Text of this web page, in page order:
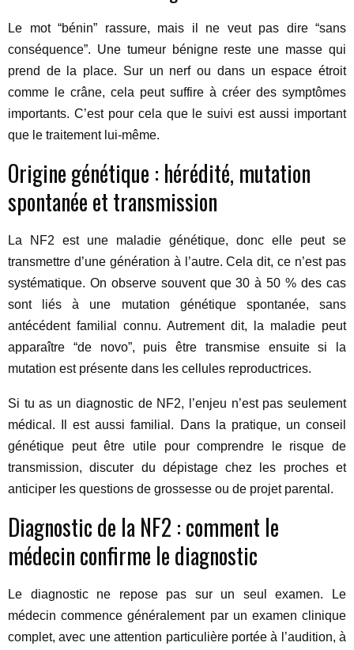
Le mot “bénin” rassure, mais il ne veut pas dire “sans
conséquence”. Une tumeur bénigne reste une masse qui
prend de la place. Sur un nerf ou dans un espace étroit
comme le crâne, cela peut suffire à créer des symptômes
importants. C’est pour cela que le suivi est aussi important
que le traitement lui-même.
Origine génétique : hérédité, mutation
spontanée et transmission
La NF2 est une maladie génétique, donc elle peut se
transmettre d’une génération à l’autre. Cela dit, ce n’est pas
systématique. On observe souvent que 30 à 50 % des cas
sont liés à une mutation génétique spontanée, sans
antécédent familial connu. Autrement dit, la maladie peut
apparaître “de novo”, puis être transmise ensuite si la
mutation est présente dans les cellules reproductrices.
Si tu as un diagnostic de NF2, l’enjeu n’est pas seulement
médical. Il est aussi familial. Dans la pratique, un conseil
génétique peut être utile pour comprendre le risque de
transmission, discuter du dépistage chez les proches et
anticiper les questions de grossesse ou de projet parental.
Diagnostic de la NF2 : comment le
médecin confirme le diagnostic
Le diagnostic ne repose pas sur un seul examen. Le
médecin commence généralement par un examen clinique
complet, avec une attention particulière portée à l’audition, à